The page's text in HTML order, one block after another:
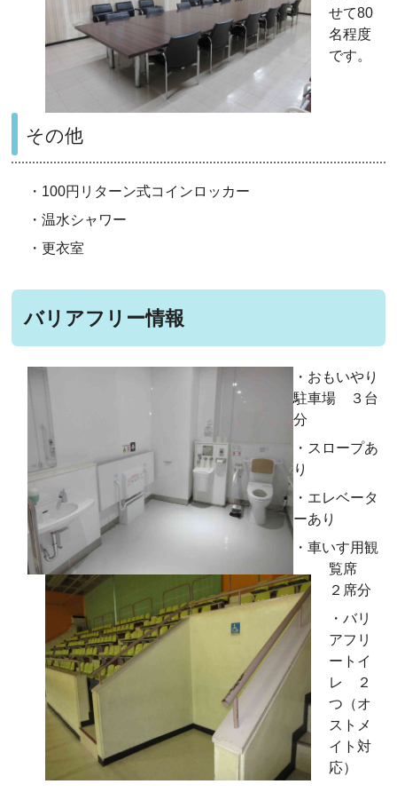
せて80
名程度
です。
その他
・100円リターン式コインロッカー
・温水シャワー
・更衣室
バリアフリー情報
・おもいやり
駐車場 ３台
分
・スロープあ
り
・エレベータ
ーあり
・車いす用観
覧席
２席分
・バリ
アフリ
ートイ
レ ２
つ（オ
ストメ
イト対
応）